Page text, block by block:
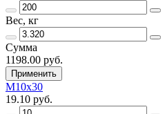
Вес, кг
Сумма
1198.00 руб.
Применить
M10x30
19.10 руб.